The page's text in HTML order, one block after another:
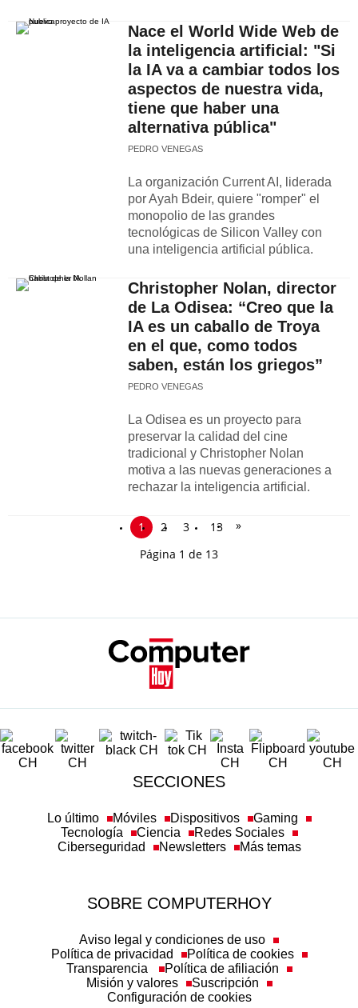
Nace el World Wide Web de
la inteligencia artificial: "Si
la IA va a cambiar todos los
aspectos de nuestra vida,
tiene que haber una
alternativa pública"
PEDRO VENEGAS
La organización Current AI, liderada
por Ayah Bdeir, quiere "romper" el
monopolio de las grandes
tecnológicas de Silicon Valley con
una inteligencia artificial pública.
Christopher Nolan, director
de La Odisea: “Creo que la
IA es un caballo de Troya
en el que, como todos
saben, están los griegos”
PEDRO VENEGAS
La Odisea es un proyecto para
preservar la calidad del cine
tradicional y Christopher Nolan
motiva a las nuevas generaciones a
rechazar la inteligencia artificial.
1 2 3 13
»
Página 1 de 13
SECCIONES
Lo último Móviles Dispositivos
Gaming
Tecnología
Ciencia
Redes Sociales
Ciberseguridad
Newsletters Más temas
SOBRE COMPUTERHOY
Aviso legal y condiciones de uso
Política de privacidad
Política de cookies
Transparencia
Política de afiliación
Misión y valores
Suscripción
Configuración de cookies